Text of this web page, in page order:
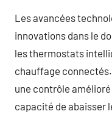
Les avancées
innovations dans le
les thermostats
chauffage
une contrôle
capacité de abaisser